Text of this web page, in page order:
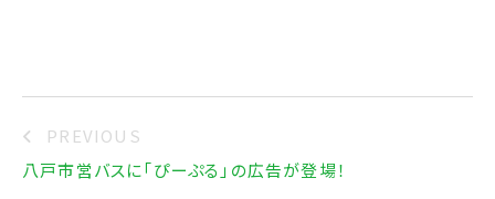
PREVIOUS
八戸市営バスに「ぴーぷる」の広告が登場！